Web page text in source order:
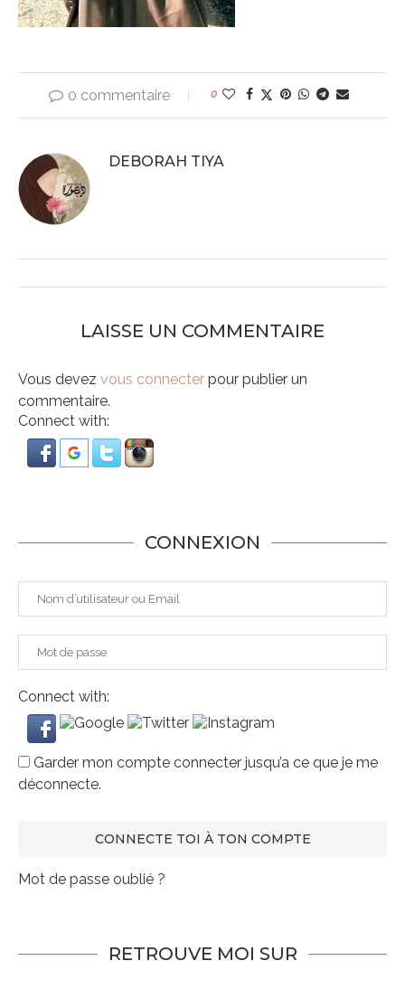
0 commentaire 0
DEBORAH TIYA
LAISSE UN COMMENTAIRE
Vous devez vous connecter pour publier un
commentaire.
Connect with:
CONNEXION
Connect with:
Garder mon compte connecter jusqu’a ce que je me
déconnecte.
Mot de passe oublié ?
RETROUVE MOI SUR